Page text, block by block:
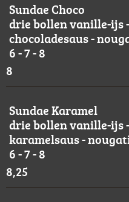
Sundae Choco
drie bollen vanille-ijs
chocoladesaus -
6 - 7 - 8
8
Sundae Karamel
drie bollen vanille-ijs
karamelsaus -
6 - 7 - 8
8,25